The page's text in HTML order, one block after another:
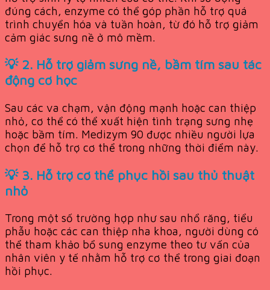
đúng cách, enzyme có thể góp phần hỗ trợ quá
trình chuyển hóa và tuần hoàn, từ đó hỗ trợ giảm
cảm giác sưng nề ở mô mềm.
💡 2. Hỗ trợ giảm sưng nề, bầm tím sau tác
động cơ học
Sau các va chạm, vận động mạnh hoặc can thiệp
nhỏ, cơ thể có thể xuất hiện tình trạng sưng nhẹ
hoặc bầm tím. Medizym 90 được nhiều người lựa
chọn để hỗ trợ cơ thể trong những thời điểm này.
💡 3. Hỗ trợ cơ thể phục hồi sau thủ thuật
nhỏ
Trong một số trường hợp như sau nhổ răng, tiểu
phẫu hoặc các can thiệp nha khoa, người dùng có
thể tham khảo bổ sung enzyme theo tư vấn của
nhân viên y tế nhằm hỗ trợ cơ thể trong giai đoạn
hồi phục.